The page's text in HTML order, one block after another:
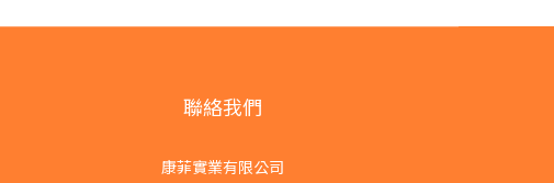
聯絡我們
康菲實業有限公司